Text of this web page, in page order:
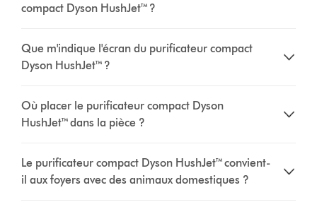
compact Dyson HushJet™ ?
Que m'indique l'écran du purificateur compact
Dyson HushJet™ ?
Où placer le purificateur compact Dyson
HushJet™ dans la pièce ?
Le purificateur compact Dyson HushJet™ convient-
il aux foyers avec des animaux domestiques ?